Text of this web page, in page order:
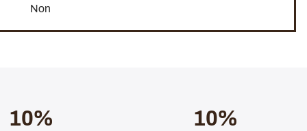
Non
10% 10%